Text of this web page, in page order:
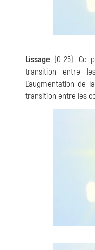
Lissage (0-25). Ce
transition entre
L'augmentation de
transition entre les